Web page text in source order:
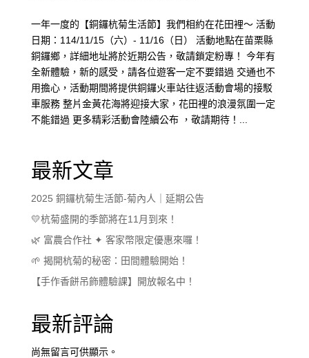
一年一度的【銅鑼杭菊生活節】我們相約在花田裡～ 活動
日期：114/11/15（六）- 11/16（日） 活動地點在苗栗縣
銅鑼鄉，詳細地址將於近期公告，敬請鎖定粉專！ 今年有
全新體驗，新的感受，請各位遊客一定不要錯過 交通也不
用擔心，活動期間將提供銅鑼火車站往返活動會場的接駁
車服務 整片金黃花海將迎接大家，花田裡的浪漫氛圍一定
不能錯過 更多精彩活動會陸續公布 ，敬請期待！...
最新文章
2025 銅鑼杭菊生活節-菊內人｜延期公告
💛杭菊盛開的季節將在11月到來！
🌿 富農合作社 ✦ 客家幣限定優惠來囉！
🌱 揭開杭菊的秘密：田間體驗開始！
【手作香餅吊飾體驗課】開放報名中！
最新評論
尚無留言可供顯示。